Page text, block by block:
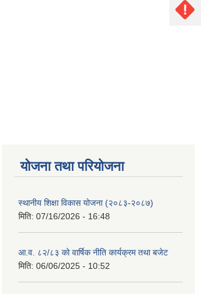
याेजना तथा परियाेजना
स्थानीय शिक्षा विकास योजना (२०८३-२०८७)
मिति: 07/16/2026 - 16:48
आ.व. ८२/८३ को वार्षिक नीति कार्यक्रम तथा बजेट
मिति: 06/06/2025 - 10:52